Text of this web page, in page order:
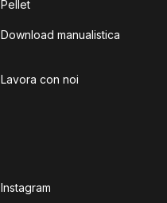
Pellet
Download manualistica
Lavora con noi
Instagram